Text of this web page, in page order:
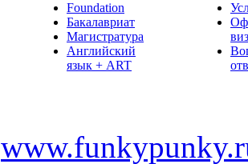
Foundation
Бакалавриат
Магистратура
Английский
язык + ART